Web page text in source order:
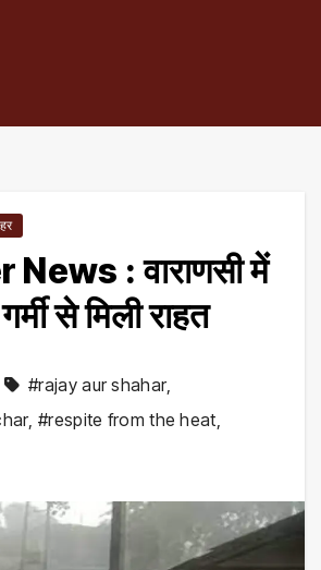
: वाराणसी में
से मिली राहत
#rajay aur shahar,
,#respite from the heat,